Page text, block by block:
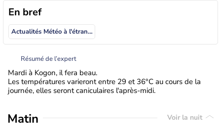
En bref
Actualités Météo à l'étranger
Résumé de l’expert
Mardi à Kogon, il fera beau.
Les températures varieront entre 29 et 36°C au cours de la
journée, elles seront caniculaires l'après-midi.
Matin Voir la nuit